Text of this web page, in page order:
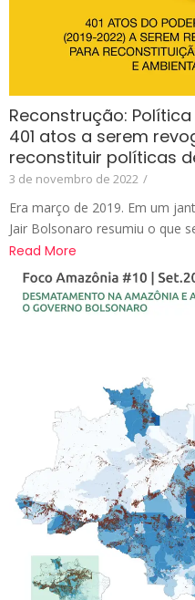
Reconstrução:
401 atos a serem
reconstituir políticas
3 de novembro de 2022 /
Era março de 2019. Em um
Jair Bolsonaro resumiu o que
Read More